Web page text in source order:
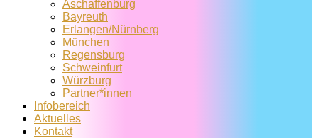
Aschaffenburg
Bayreuth
Erlangen/Nürnberg
München
Regensburg
Schweinfurt
Würzburg
Partner*innen
Infobereich
Aktuelles
Kontakt